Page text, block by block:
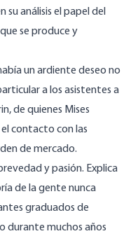
su análisis el papel del
se produce y
un ardiente deseo no
a los asistentes a
de quienes Mises
contacto con las
de mercado.
y pasión. Explica
de la gente nunca
graduados de
durante muchos años